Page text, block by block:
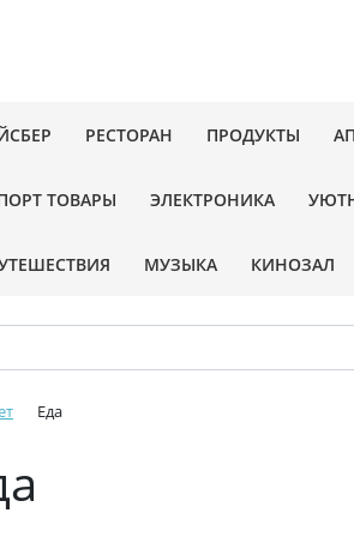
РЕСТОРАН ПРОДУКТЫ
ТОВАРЫ ЭЛЕКТРОНИКА
МУЗЫКА КИНОЗАЛ
Еда